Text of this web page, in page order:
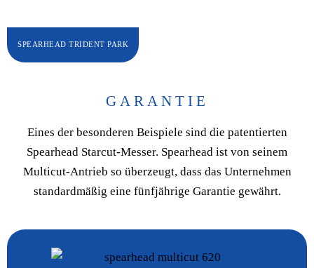
SPEARHEAD TRIDENT PARK
GARANTIE
Eines der besonderen Beispiele sind die patentierten
Spearhead Starcut-Messer. Spearhead ist von seinem
Multicut-Antrieb so überzeugt, dass das Unternehmen
standardmäßig eine fünfjährige Garantie gewährt.